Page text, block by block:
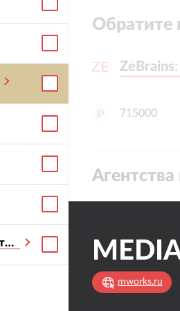
Цифровой Партнер
Обратите
ZeBrains:
ZeBrains:
715000
Агентства
mworks.ru